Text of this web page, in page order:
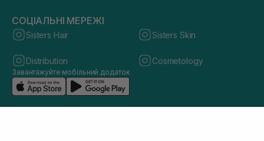
СОЦІАЛЬНІ МЕРЕЖІ
Sisters Hair Sisters Skin
Distribution Cosmetology
Завантажуйте мобільний додаток